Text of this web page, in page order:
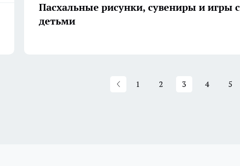
Пасхальные рисунки, сувениры и игры с
детьми
1 2 3 4 5